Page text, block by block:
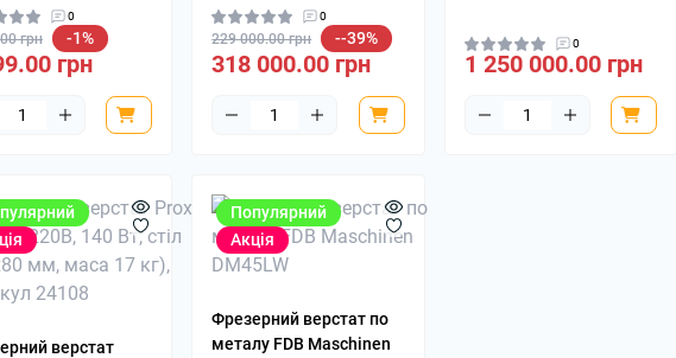
0
грн -1%
грн
0
229 000.00 грн --39%
318 000.00 грн
0
1 250 000.00 грн
верстат
Популярний
Акція
Фрезерний верстат по
металу FDB Maschinen